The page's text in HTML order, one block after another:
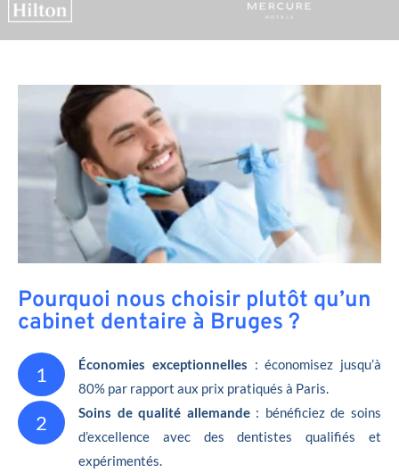
Pourquoi nous choisir plutôt qu’un
cabinet dentaire à Bruges ?
1 Économies exceptionnelles : économisez jusqu’à
80% par rapport aux prix pratiqués à Paris.
2 Soins de qualité allemande: bénéficiez de soins
d’excellence avec des dentistes qualifiés et
expérimentés.